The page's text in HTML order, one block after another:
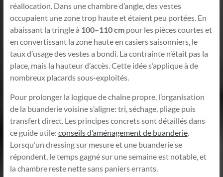
réallocation. Dans une chambre d’angle, des vestes
occupaient une zone trop haute et étaient peu portées. En
abaissant la tringle à 100–110 cmpour les pièces courtes et
en convertissant la zone haute en casiers saisonniers, le
taux d’usage des vestes a bondi. La contrainte n’était pas la
place, mais la hauteur d’accès. Cette idée s’applique à de
nombreux placards sous-exploités.
Pour prolonger la logique de chaîne propre, l’organisation
de la buanderie voisine s’aligne: tri, séchage, pliage puis
transfert direct. Les principes concrets sont détaillés dans
ce guide utile: conseils d’aménagement de buanderie.
Lorsqu’un dressing sur mesure et une buanderie se
répondent, le temps gagné sur une semaine est notable, et
la chambre reste nette sans paniers errants.